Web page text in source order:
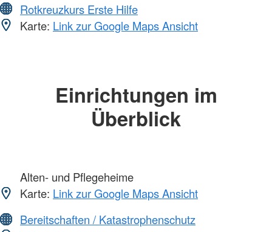
Rotkreuzkurs Erste Hilfe
Karte: Link zur Google Maps Ansicht
Einrichtungen im
Überblick
Alten- und Pflegeheime
Karte: Link zur Google Maps Ansicht
Bereitschaften / Katastrophenschutz